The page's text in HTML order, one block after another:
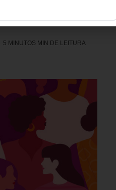
5 MINUTOS MIN DE LEITURA